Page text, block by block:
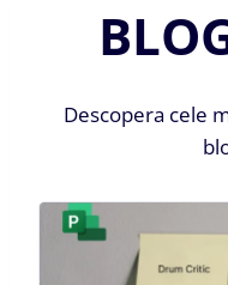
Descopera cele